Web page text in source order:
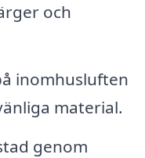
och
inomhusluften
material.
genom